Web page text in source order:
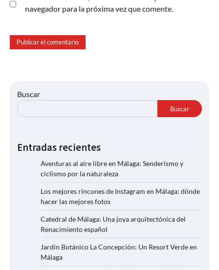
navegador para la próxima vez que comente.
Buscar
Buscar
Entradas recientes
Aventuras al aire libre en Málaga: Senderismo y
ciclismo por la naturaleza
Los mejores rincones de Instagram en Málaga: dónde
hacer las mejores fotos
Catedral de Málaga: Una joya arquitectónica del
Renacimiento español
Jardín Botánico La Concepción: Un Resort Verde en
Málaga